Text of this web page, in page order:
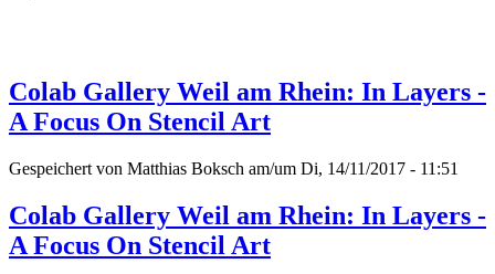
Colab Gallery Weil am Rhein: In Layers -
A Focus On Stencil Art
Gespeichert von Matthias Boksch am/um Di, 14/11/2017 - 11:51
Colab Gallery Weil am Rhein: In Layers -
A Focus On Stencil Art